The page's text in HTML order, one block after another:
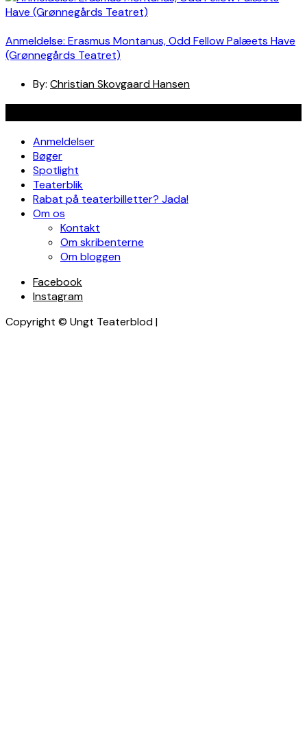
Anmeldelse: Erasmus Montanus, Odd Fellow Palæets Have
(Grønnegårds Teatret)
By: Christian Skovgaard Hansen
Anmeldelser
Bøger
Spotlight
Teaterblik
Rabat på teaterbilletter? Jada!
Om os
Kontakt
Om skribenterne
Om bloggen
Facebook
Instagram
Copyright © Ungt Teaterblod |